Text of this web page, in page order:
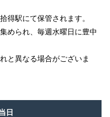
得駅にて保管されます。
められ、毎週水曜日に豊中
と異なる場合がございま
日